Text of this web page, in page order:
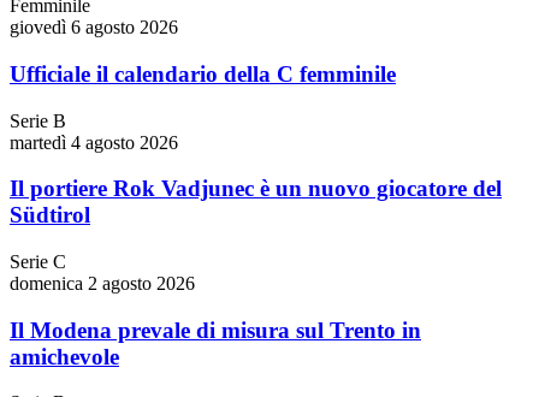
Femminile
giovedì 6 agosto 2026
Ufficiale il calendario della C femminile
Serie B
martedì 4 agosto 2026
Il portiere Rok Vadjunec è un nuovo giocatore del
Südtirol
Serie C
domenica 2 agosto 2026
Il Modena prevale di misura sul Trento in
amichevole